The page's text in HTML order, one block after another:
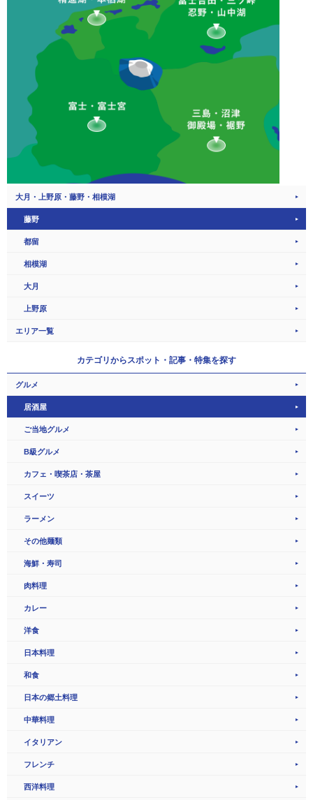
大月・上野原・藤野・相模湖
藤野
都留
相模湖
大月
上野原
エリア一覧
カテゴリからスポット・記事・特集を探す
グルメ
居酒屋
ご当地グルメ
B級グルメ
カフェ・喫茶店・茶屋
スイーツ
ラーメン
その他麺類
海鮮・寿司
肉料理
カレー
洋食
日本料理
和食
日本の郷土料理
中華料理
イタリアン
フレンチ
西洋料理